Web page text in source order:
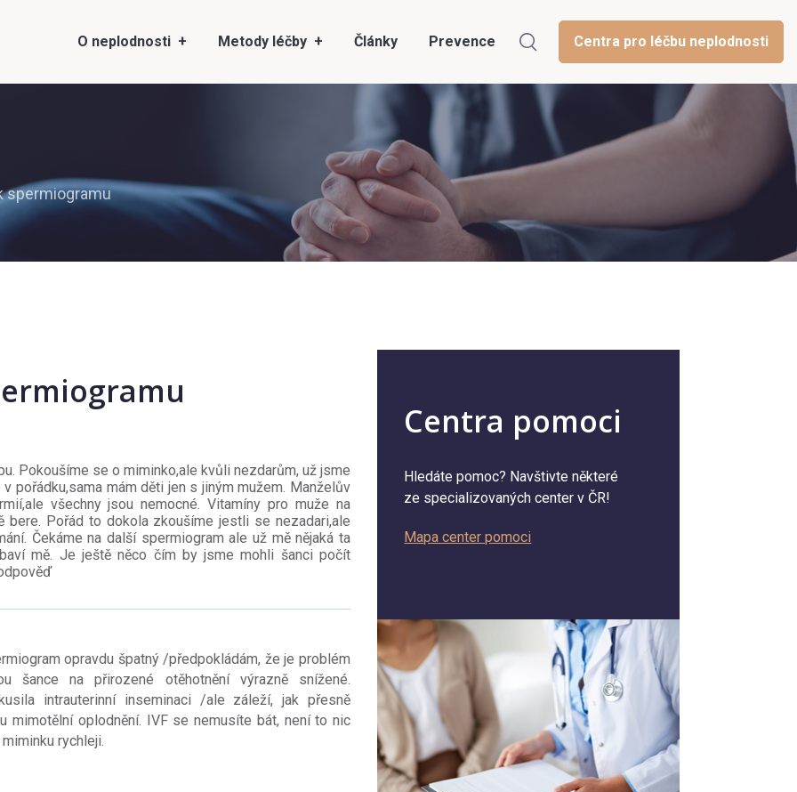
O neplodnosti Metody léčby Články Prevence Centra pro léčbu neplodnosti
spermiogramu
Pokoušíme se o miminko,ale kvůli nezdarům, už jsme
pořádku,sama mám děti jen s jiným mužem. Manželův
všechny jsou nemocné. Vitamíny pro muže na
Pořád to dokola zkoušíme jestli se nezadari,ale
Čekáme na další spermiogram ale už mě nějaká ta
mě. Je ještě něco čím by jsme mohli šanci počít
opravdu špatný /předpokládám, že je problém
šance na přirozené otěhotnění výrazně snížené.
intrauterinní inseminaci /ale záleží, jak přesně
mimotělní oplodnění. IVF se nemusíte bát, není to nic
rychleji.
Centra pomoci
Hledáte pomoc? Navštivte některé
ze specializovaných center v ČR!
Mapa center pomoci